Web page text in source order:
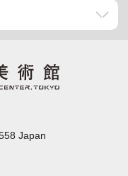
Japan